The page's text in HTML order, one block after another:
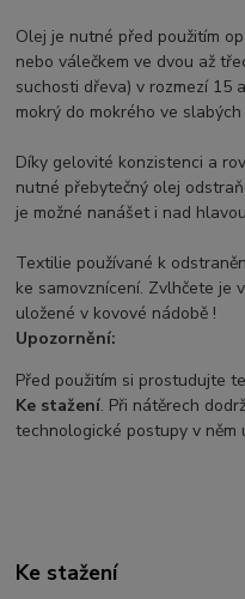
Olej je nutné před použitím
nebo válečkem ve dvou až
suchosti dřeva) v rozmezí 15
mokrý do mokrého ve
Díky gelovité konzistenci a
nutné přebytečný olej
je možné nanášet i nad
Textilie používané k
ke samovznícení. Zvlhčete je
uložené v kovové nádobě !
Upozornění:
Před použitím si prostudujte
Ke stažení. Při nátěrech
technologické postupy v něm
Ke stažení